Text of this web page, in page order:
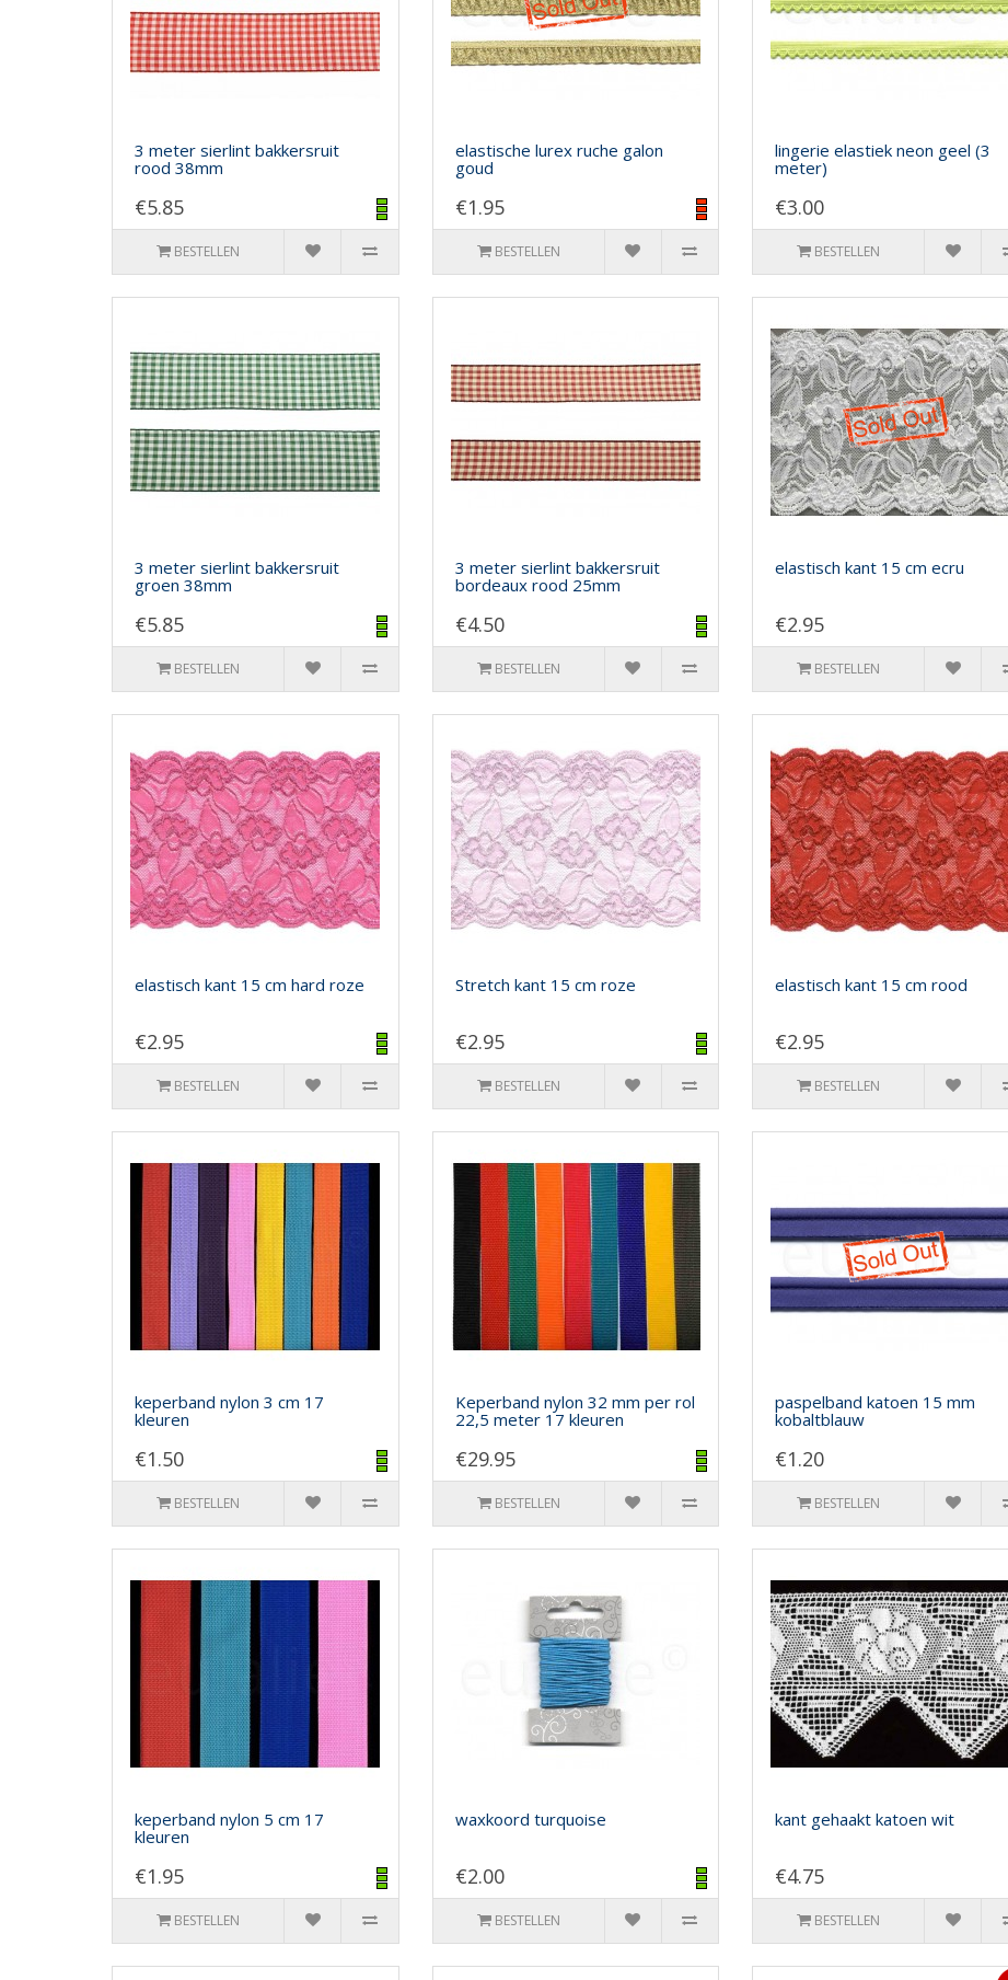
3 meter sierlint bakkersruit
rood 38mm
€5.85
BESTELLEN
elastische lurex ruche galon
goud
€1.95
BESTELLEN
lingerie elastiek neon geel (3
meter)
€3.00
BESTELLEN
3 meter sierlint bakkersruit
groen 38mm
€5.85
BESTELLEN
3 meter sierlint bakkersruit
bordeaux rood 25mm
€4.50
BESTELLEN
elastisch kant 15 cm ecru
€2.95
BESTELLEN
elastisch kant 15 cm hard roze
€2.95
BESTELLEN
Stretch kant 15 cm roze
€2.95
BESTELLEN
elastisch kant 15 cm rood
€2.95
BESTELLEN
keperband nylon 3 cm 17
kleuren
€1.50
BESTELLEN
Keperband nylon 32 mm per rol
22,5 meter 17 kleuren
€29.95
BESTELLEN
paspelband katoen 15 mm
kobaltblauw
€1.20
BESTELLEN
keperband nylon 5 cm 17
kleuren
€1.95
BESTELLEN
waxkoord turquoise
€2.00
BESTELLEN
kant gehaakt katoen wit
€4.75
BESTELLEN